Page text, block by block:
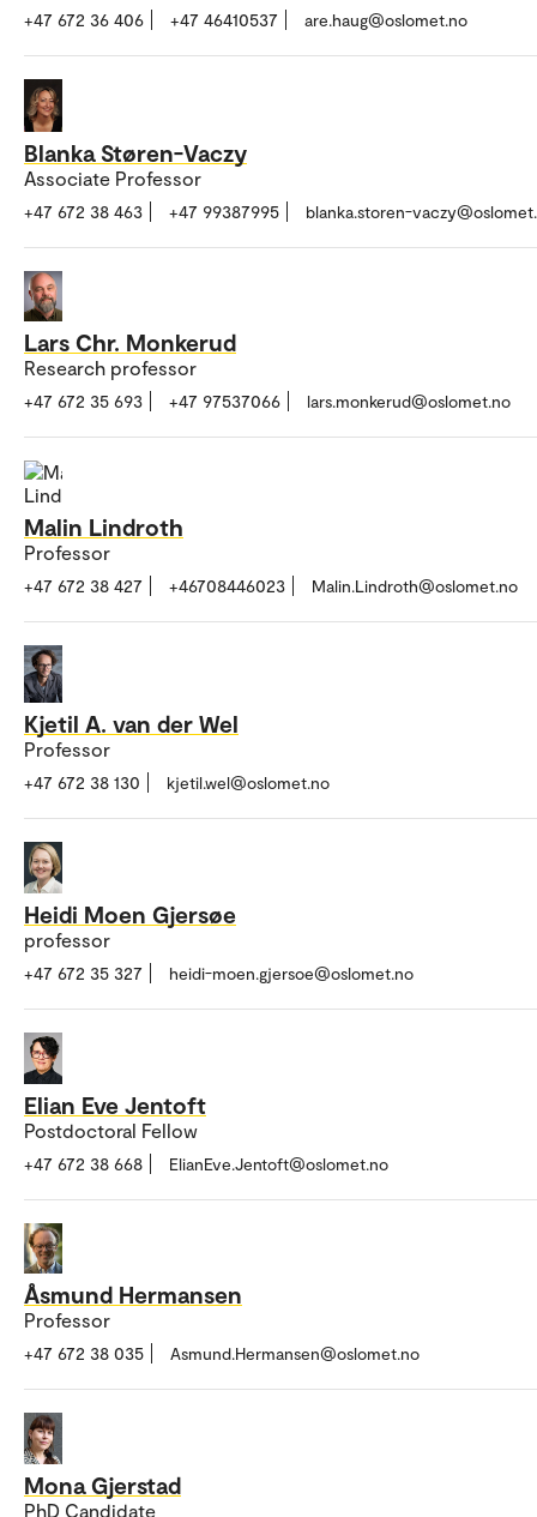
+47 672 36 406 +47 46410537 are.haug@oslomet.no
Blanka Støren-Vaczy
Associate Professor
+47 672 38 463 +47 99387995 blanka.storen-
Lars Chr. Monkerud
Research professor
+47 672 35 693 +47 97537066 lars.monkerud@oslomet.no
Malin Lindroth
Professor
+47 672 38 427 +46708446023 Malin.Lindroth@oslomet.no
Kjetil A. van der Wel
Professor
+47 672 38 130 kjetil.wel@oslomet.no
Heidi Moen Gjersøe
professor
+47 672 35 327 heidi-moen.gjersoe@oslomet.no
Elian Eve Jentoft
Postdoctoral Fellow
+47 672 38 668 ElianEve.Jentoft@oslomet.no
Åsmund Hermansen
Professor
+47 672 38 035 Asmund.Hermansen@oslomet.no
Mona Gjerstad
PhD Candidate